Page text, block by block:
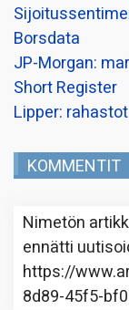
Borsdata
JP-Morgan:
Short Register
Lipper:
KOMMENTIT
Nimetön
ennätti
https://
8d89-45f5-